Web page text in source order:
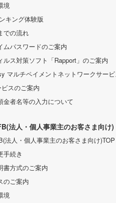
境
キング体験版
での流れ
ムパスワードのご案内
ルス対策ソフト「Rapport」のご案内
マルチペイメントネットワークサー
スのご案内
金者名等の入力について
法人・個人事業主のお客さま向け)
法人・個人事業主のお客さま向け)TOP
手続き
書方式のご案内
のご案内
境